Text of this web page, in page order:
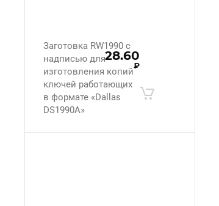
Заготовка RW1990 с
надписью для
изготовления копий
ключей работающих
в формате «Dallas
DS1990A»
28.60
₽